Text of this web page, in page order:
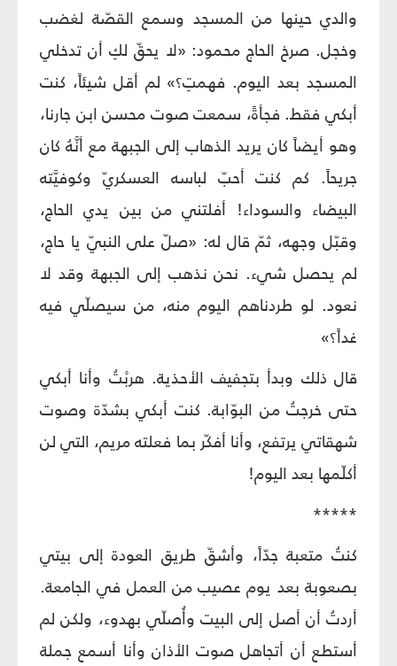
والدي حينها من المسجد وسمع القصّة لغضب
وخجل. صرخ الحاج محمود: «لا يحقّ لكِ أن تدخلي
المسجد بعد اليوم. فهمتِ؟» لم أقل شيئاً، كنت
أبكي فقط. فجأةً، سمعت صوت محسن ابن جارنا،
وهو أيضاً كان يريد الذهاب إلى الجبهة مع أنَّهُ كان
جريحاً. كم كنت أحبّ لباسه العسكريّ وكوفيَّته
البيضاء والسوداء! أفلتني من بين يدي الحاج،
وقبّل وجهه، ثمّ قال له: «صلّ على النبيّ يا حاج،
لم يحصل شيء. نحن نذهب إلى الجبهة وقد لا
نعود. لو طردناهم اليوم منه، من سيصلّي فيه
غداً؟»
قال ذلك وبدأ بتجفيف الأحذية. هربْتُ وأنا أبكي
حتى خرجتُ من البوّابة. كنت أبكي بشدّة وصوت
شهقاتي يرتفع، وأنا أفكّر بما فعلته مريم، التي لن
أكلّمها بعد اليوم!
*****
كنتُ متعبة جدّاً، وأشقّ طريق العودة إلى بيتي
بصعوبة بعد يوم عصيب من العمل في الجامعة.
أردتُ أن أصل إلى البيت وأُصلّي بهدوء، ولكن لم
أستطع أن أتجاهل صوت الأذان وأنا أسمع جملة